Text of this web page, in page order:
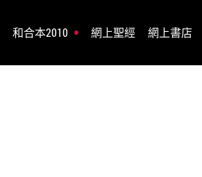
和合本2010 網上聖經 網上書店